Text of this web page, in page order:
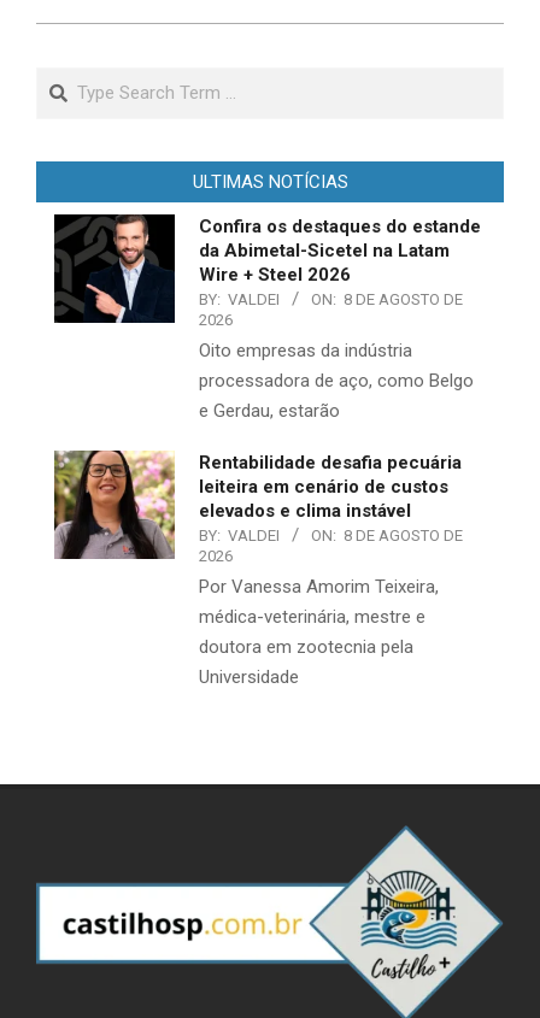
Search
ULTIMAS NOTÍCIAS
Confira os destaques do estande
da Abimetal-Sicetel na Latam
Wire + Steel 2026
BY: VALDEI ON: 8 DE AGOSTO DE
2026
Oito empresas da indústria
processadora de aço, como Belgo
e Gerdau, estarão
Rentabilidade desafia pecuária
leiteira em cenário de custos
elevados e clima instável
BY: VALDEI ON: 8 DE AGOSTO DE
2026
Por Vanessa Amorim Teixeira,
médica-veterinária, mestre e
doutora em zootecnia pela
Universidade